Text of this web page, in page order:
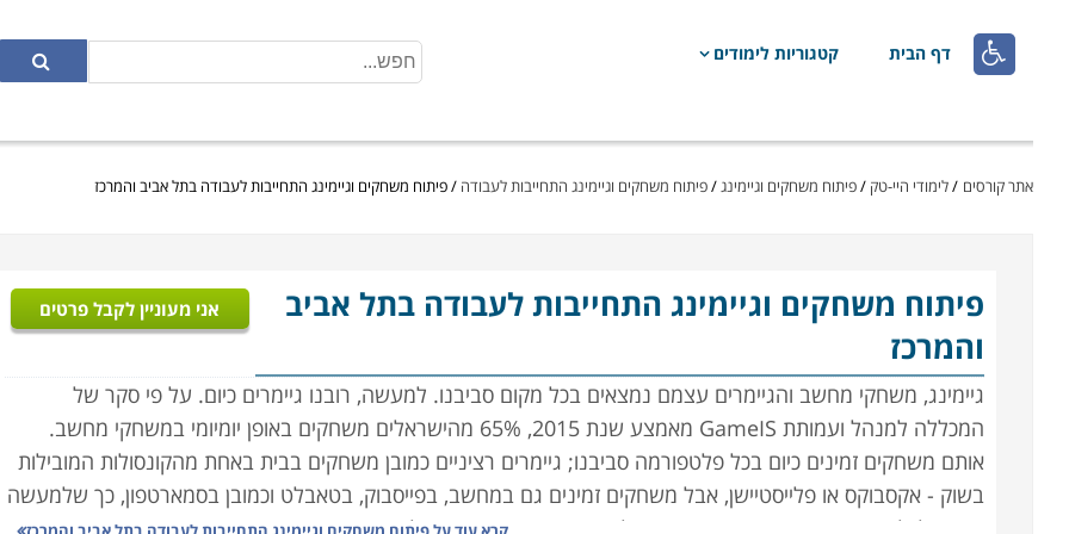
 דף הבית קטגוריות לימודים
אתר קורסים /לימודי היי-טק /פיתוח משחקים וגיימינג/פיתוח משחקים וגיימינג התחייבות לעבודה /פיתוח משחקים וגיימינג התחייבות לעבודה בתל אביב והמרכז
פיתוח משחקים וגיימינג התחייבות לעבודה בתל אביב
והמרכז
אני מעוניין לקבל פרטים
גיימינג, משחקי מחשב והגיימרים עצמם נמצאים בכל מקום סביבנו. למעשה, רובנו גיימרים כיום. על פי סקר של
המכללה למנהל ועמותת GameIS מאמצע שנת 2015, 65% מהישראלים משחקים באופן יומיומי במשחקי מחשב.
אותם משחקים זמינים כיום בכל פלטפורמה סביבנו; גיימרים רציניים כמובן משחקים בבית באחת מהקונסולות המובילות
בשוק - אקסבוקס או פלייסטיישן, אבל משחקים זמינים גם במחשב, בפייסבוק, בטאבלט וכמובן בסמארטפון, כך שלמעשה
כמעט לכל אחד מאיתנו ישנה גישה מיידית למשחק מחשב, כמעט בכל רגע ביום.